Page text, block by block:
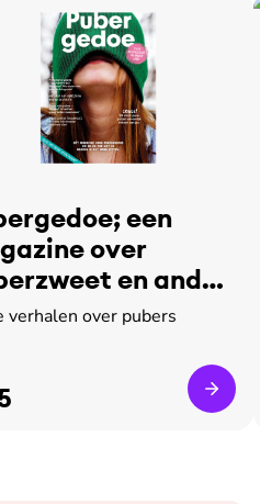
een
over
en ander
verhalen over pubers